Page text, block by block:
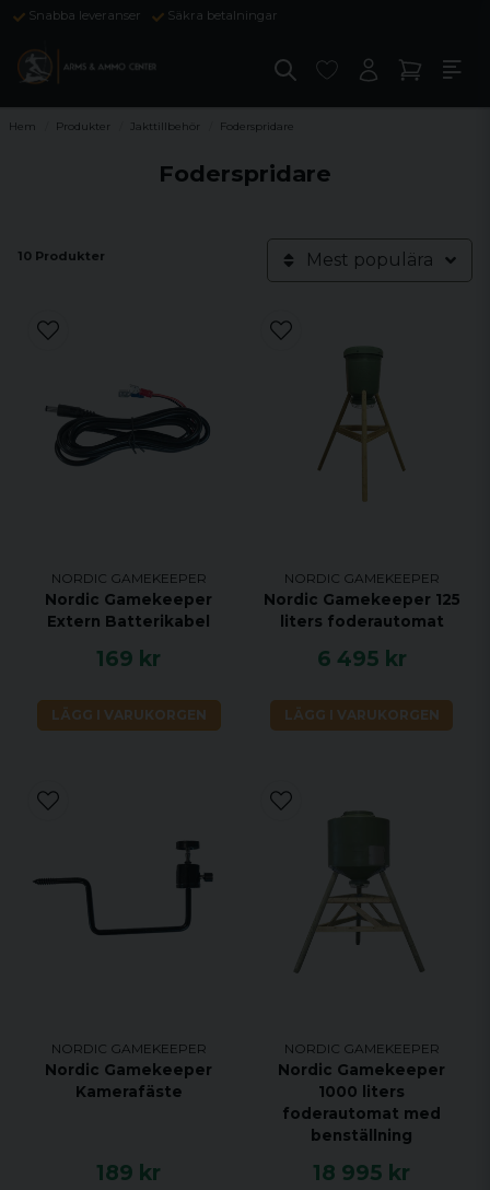
Snabba leveranser Säkra betalningar
Hem Produkter Jakttillbehör Foderspridare
Foderspridare
10 Produkter Mest populära
NORDIC GAMEKEEPER
Nordic Gamekeeper
Extern Batterikabel
169 kr
LÄGG I VARUKORGEN
NORDIC GAMEKEEPER
Nordic Gamekeeper 125
liters foderautomat
6 495 kr
LÄGG I VARUKORGEN
NORDIC GAMEKEEPER
Nordic Gamekeeper
Kamerafäste
189 kr
NORDIC GAMEKEEPER
Nordic Gamekeeper
1000 liters
foderautomat med
benställning
18 995 kr